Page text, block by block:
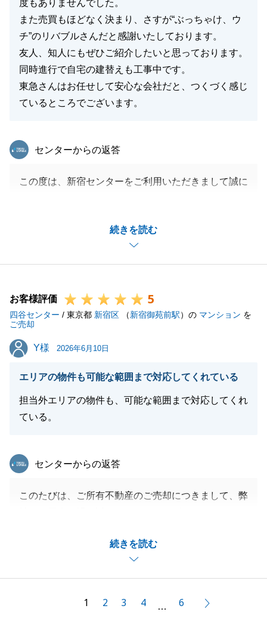
度もありませんでした。
また売買もほどなく決まり、さすが“ぶっちゃけ、ウ
チ”のリバブルさんだと感謝いたしております。
友人、知人にもぜひご紹介したいと思っております。
同時進行で自宅の建替えも工事中です。
東急さんはお任せして安心な会社だと、つくづく感じ
ているところでございます。
続きを読む
東急リバブル
センターからの返答
この度は、新宿センターをご利用いただきまして誠に
いでき、またお役にたてたこと大変光栄でございま
ご安心いただけたとのお言葉、大変嬉しく思います。
したが、いつも快く対応していただいて大変感謝して
おります。
そのおかげもあり、３ヶ月以内のご成約に結びつける
ことができました。
だければと存じます。
今後ともよろしくお願いいたします。
お客様評価 5
四谷センター / 東京都 新宿区 （新宿御苑前駅）の マンション を
ご売却
Y様
Y様 2026年6月10日
エリアの物件も可能な範囲まで対応してくれている
担当外エリアの物件も、可能な範囲まで対応してくれ
ている。
続きを読む
東急リバブル
センターからの返答
このたびは、ご所有不動産のご売却につきまして、弊
ていただくことができ、大変嬉しく存じます。
お忙しい中、各種お手続きや書類のご準備等にも快く
ご協力いただき、心より感謝申し上げます。
いただき、契約関係をはじめ、お取引が円滑に進むよ
1 2 3 4 … 6